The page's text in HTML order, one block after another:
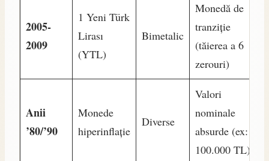
2005-
2009
1 Yeni Türk
Lirası
(YTL)
Bimetalic
Monedă de
tranziție
(tăierea a 6
zerouri)
Anii
’80/’90
Monede
hiperinflație
Diverse
Valori
nominale
absurde (ex:
100.000 TL)